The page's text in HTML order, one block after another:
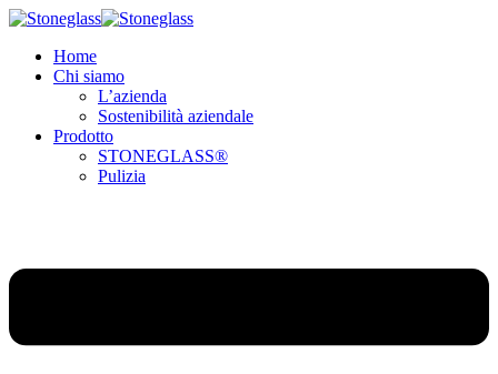
Home
Chi siamo
L’azienda
Sostenibilità aziendale
Prodotto
STONEGLASS®
Pulizia